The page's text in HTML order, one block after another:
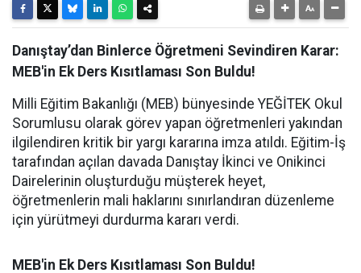
Danıştay’dan Binlerce Öğretmeni Sevindiren Karar:
MEB'in Ek Ders Kısıtlaması Son Buldu!
Milli Eğitim Bakanlığı (MEB) bünyesinde YEĞİTEK Okul
Sorumlusu olarak görev yapan öğretmenleri yakından
ilgilendiren kritik bir yargı kararına imza atıldı. Eğitim-İş
tarafından açılan davada Danıştay İkinci ve Onikinci
Dairelerinin oluşturduğu müşterek heyet,
öğretmenlerin mali haklarını sınırlandıran düzenleme
için yürütmeyi durdurma kararı verdi.
MEB'in Ek Ders Kısıtlaması Son Buldu!